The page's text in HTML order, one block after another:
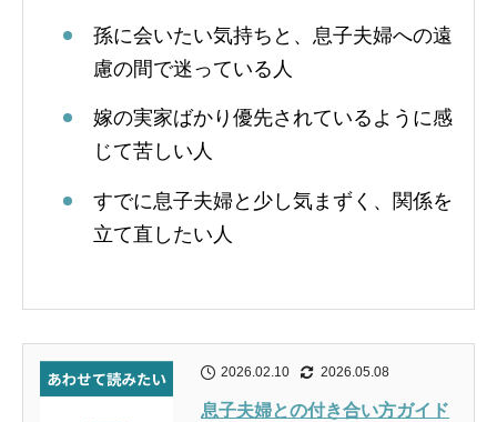
孫に会いたい気持ちと、息子夫婦への遠
慮の間で迷っている人
嫁の実家ばかり優先されているように感
じて苦しい人
すでに息子夫婦と少し気まずく、関係を
立て直したい人
2026.02.10 2026.05.08
息子夫婦との付き合い方ガイド